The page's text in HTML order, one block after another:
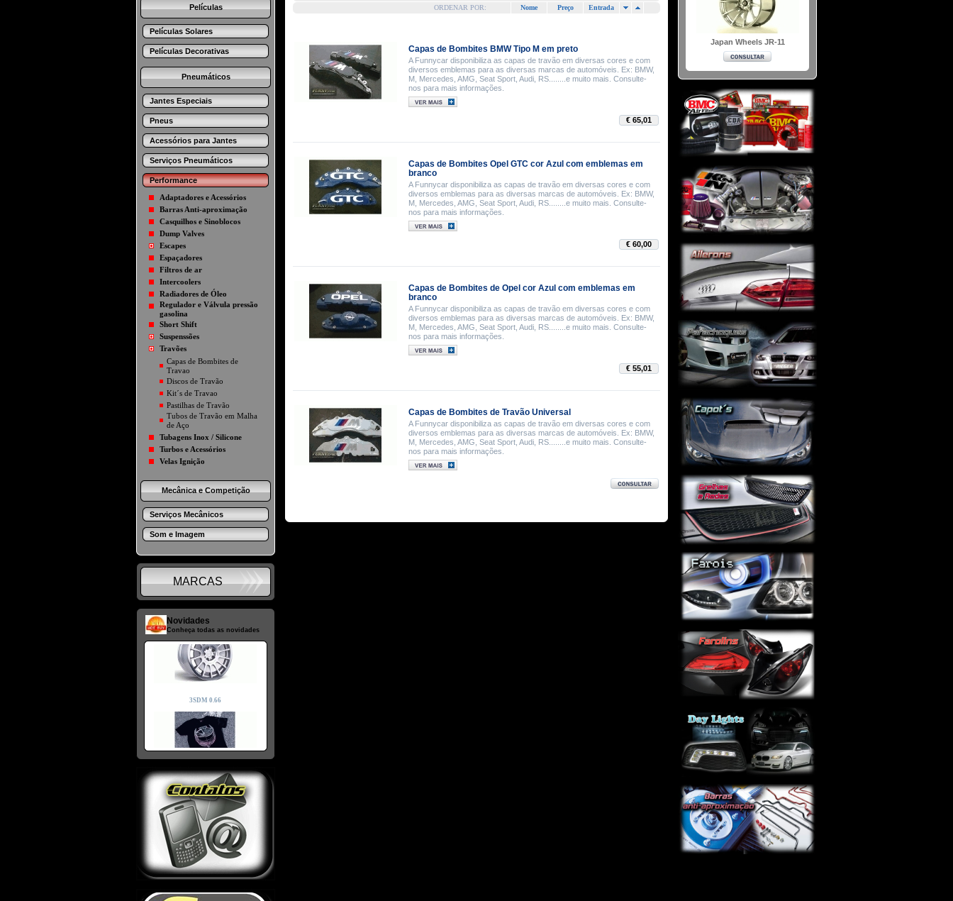
Películas
Películas Solares
Películas Decorativas
Pneumáticos
Jantes Especiais
Pneus
Acessórios para Jantes
Serviços Pneumáticos
Performance
Adaptadores e Acessórios
Barras Anti-aproximação
Casquilhos e Sinoblocos
Dump Valves
Escapes
Espaçadores
Filtros de ar
Intercoolers
Radiadores de Óleo
Regulador e Válvula pressão
gasolina
Short Shift
Suspenssões
Travões
Capas de Bombites de
Travao
Discos de Travão
Kit´s de Travao
Pastilhas de Travão
Tubos de Travão em Malha
de Aço
Tubagens Inox / Silicone
Turbos e Acessórios
Velas Ignição
Mecânica e Competição
Serviços Mecânicos
Som e Imagem
MARCAS
Novidades
Conheça todas as novidades
ORDENAR POR: Nome Preço Entrada
Capas de Bombites BMW Tipo M em preto
A Funnycar disponibiliza as capas de travão em diversas cores e com
diversos emblemas para as diversas marcas de automóveis. Ex: BMW,
M, Mercedes, AMG, Seat Sport, Audi, RS........e muito mais. Consulte-
nos para mais informações.
€ 65,01
Capas de Bombites Opel GTC cor Azul com emblemas em
branco
A Funnycar disponibiliza as capas de travão em diversas cores e com
diversos emblemas para as diversas marcas de automóveis. Ex: BMW,
M, Mercedes, AMG, Seat Sport, Audi, RS........e muito mais. Consulte-
nos para mais informações.
€ 60,00
Capas de Bombites de Opel cor Azul com emblemas em
branco
A Funnycar disponibiliza as capas de travão em diversas cores e com
diversos emblemas para as diversas marcas de automóveis. Ex: BMW,
M, Mercedes, AMG, Seat Sport, Audi, RS........e muito mais. Consulte-
nos para mais informações.
€ 55,01
Capas de Bombites de Travão Universal
A Funnycar disponibiliza as capas de travão em diversas cores e com
diversos emblemas para as diversas marcas de automóveis. Ex: BMW,
M, Mercedes, AMG, Seat Sport, Audi, RS........e muito mais. Consulte-
nos para mais informações.
Japan Wheels JR-11